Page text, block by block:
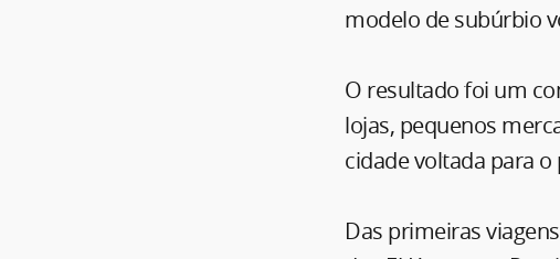
modelo de subúrbio
O resultado foi um
lojas, pequenos
cidade voltada para
Das primeiras